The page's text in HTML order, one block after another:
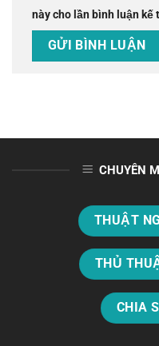
này cho lần bình luận kế
CHUYÊN
THUẬT
THỦ
CHIA